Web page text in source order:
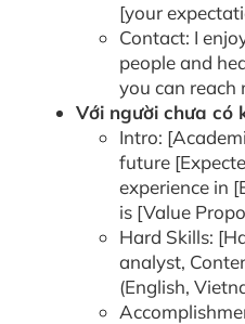
[your
Contact: I
people and
you can reach
Với người chưa có
Intro:
future
experience in
is [Value
Hard Skills:
analyst,
(English,